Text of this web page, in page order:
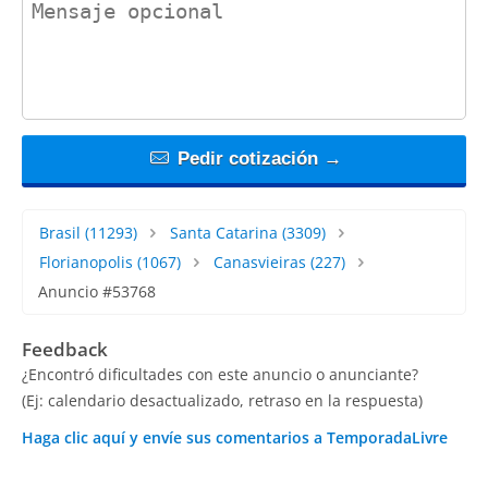
Pedir cotización →
Brasil (11293) Santa Catarina (3309)
Florianopolis (1067) Canasvieiras (227)
Anuncio #53768
Feedback
¿Encontró dificultades con este anuncio o anunciante?
(Ej: calendario desactualizado, retraso en la respuesta)
Haga clic aquí y envíe sus comentarios a TemporadaLivre